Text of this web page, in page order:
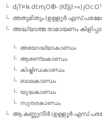
d¡T¤¼ d¢m¡O®- (KßJ¡l¬«)
അതുമിതും (ഉള്ളൂര്‍
അദ്ധ്യാത്മ രാമായണം
അയോദ്ധ്യാകാണ്ഡം
ആരണ്യകാണ്ഡം
കിഷ്കിന്ധകാണ്ഡം
ബാലകാണ്ഡം
യൂദ്ധകാണ്ഡം
സുന്ദരകാണ്ഡം
ആ കണ്ണുനീര്‍ (ഉള്ളൂര്‍